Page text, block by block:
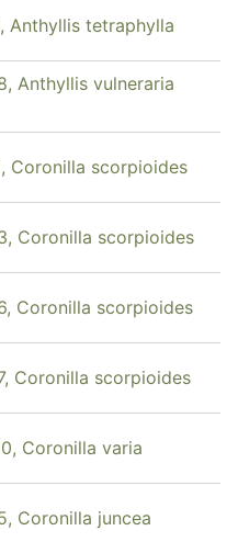
Anthyllis tetraphylla
Anthyllis vulneraria
Coronilla scorpioides
Coronilla scorpioides
Coronilla scorpioides
Coronilla scorpioides
Coronilla varia
Coronilla juncea